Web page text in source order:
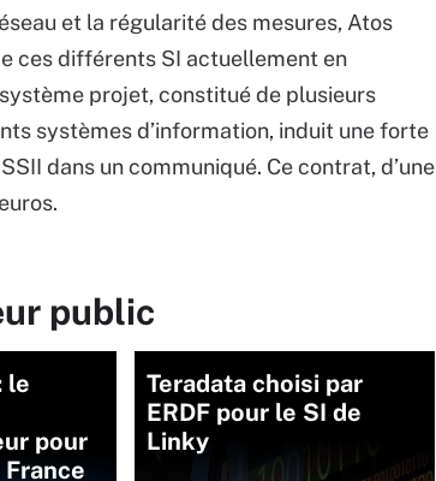
et la régularité des mesures, Atos
ces différents SI actuellement en
projet, constitué de plusieurs
systèmes d’information, induit une forte
dans un communiqué. Ce contrat, d’une
public
le
pour
Teradata choisi par
ERDF pour le SI de
Linky